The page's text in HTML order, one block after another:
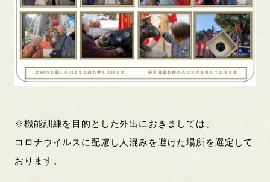
※機能訓練を目的とした外出におきましては、
コロナウイルスに配慮し人混みを避けた場所を選定して
おります。